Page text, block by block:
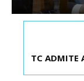
TC ADMITE A